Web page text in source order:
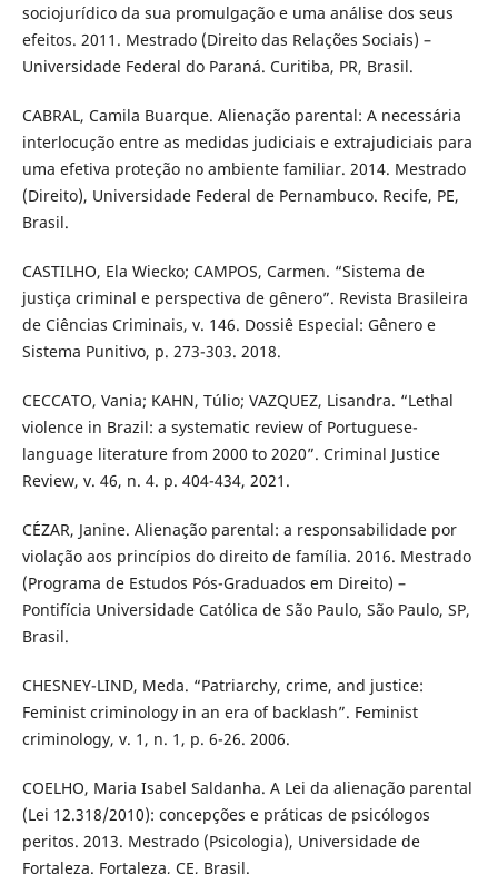
sociojurídico da sua promulgação e uma análise dos seus
efeitos. 2011. Mestrado (Direito das Relações Sociais) –
Universidade Federal do Paraná. Curitiba, PR, Brasil.
CABRAL, Camila Buarque. Alienação parental: A necessária
interlocução entre as medidas judiciais e extrajudiciais para
uma efetiva proteção no ambiente familiar. 2014. Mestrado
(Direito), Universidade Federal de Pernambuco. Recife, PE,
Brasil.
CASTILHO, Ela Wiecko; CAMPOS, Carmen. “Sistema de
justiça criminal e perspectiva de gênero”. Revista Brasileira
de Ciências Criminais, v. 146. Dossiê Especial: Gênero e
Sistema Punitivo, p. 273-303. 2018.
CECCATO, Vania; KAHN, Túlio; VAZQUEZ, Lisandra. “Lethal
violence in Brazil: a systematic review of Portuguese-
language literature from 2000 to 2020”. Criminal Justice
Review, v. 46, n. 4. p. 404-434, 2021.
CÉZAR, Janine. Alienação parental: a responsabilidade por
violação aos princípios do direito de família. 2016. Mestrado
(Programa de Estudos Pós-Graduados em Direito) –
Pontifícia Universidade Católica de São Paulo, São Paulo, SP,
Brasil.
CHESNEY-LIND, Meda. “Patriarchy, crime, and justice:
Feminist criminology in an era of backlash”. Feminist
criminology, v. 1, n. 1, p. 6-26. 2006.
COELHO, Maria Isabel Saldanha. A Lei da alienação parental
(Lei 12.318/2010): concepções e práticas de psicólogos
peritos. 2013. Mestrado (Psicologia), Universidade de
Fortaleza. Fortaleza, CE, Brasil.